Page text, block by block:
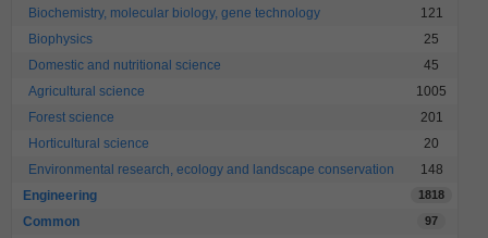
Biochemistry, molecular biology, gene technology
121
Biophysics
25
Domestic and nutritional science
45
Agricultural science
1005
Forest science
201
Horticultural science
20
Environmental research, ecology and landscape conservation
148
Engineering
1818
Common 97